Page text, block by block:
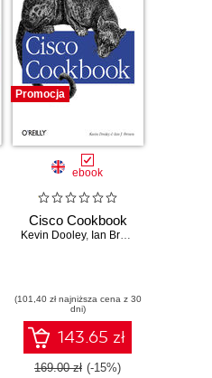
Promocja
ebook
Cisco Cookbook
Kevin Dooley, Ian Brown
(101,40 zł najniższa cena z 30
dni)
143.65 zł
169.00 zł (-15%)